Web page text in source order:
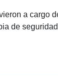
a cargo
de seguridad